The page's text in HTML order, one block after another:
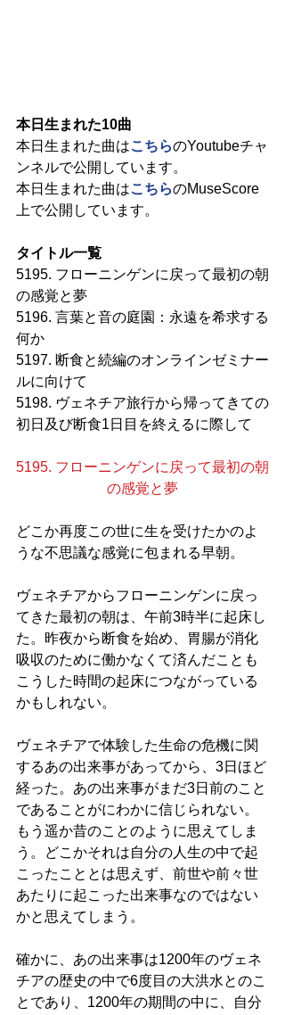
本日生まれた10曲
本日生まれた曲はこちらのYoutubeチャ
ンネルで公開しています。
本日生まれた曲はこちらのMuseScore
上で公開しています。
タイトル一覧
5195. フローニンゲンに戻って最初の朝
の感覚と夢
5196. 言葉と音の庭園：永遠を希求する
何か
5197. 断食と続編のオンラインゼミナー
ルに向けて
5198. ヴェネチア旅行から帰ってきての
初日及び断食1日目を終えるに際して
5195. フローニンゲンに戻って最初の朝
の感覚と夢
どこか再度この世に生を受けたかのよ
うな不思議な感覚に包まれる早朝。
ヴェネチアからフローニンゲンに戻っ
てきた最初の朝は、午前3時半に起床し
た。昨夜から断食を始め、胃腸が消化
吸収のために働かなくて済んだことも
こうした時間の起床につながっている
かもしれない。
ヴェネチアで体験した生命の危機に関
するあの出来事があってから、3日ほど
経った。あの出来事がまだ3日前のこと
であることがにわかに信じられない。
もう遥か昔のことのように思えてしま
う。どこかそれは自分の人生の中で起
こったこととは思えず、前世や前々世
あたりに起こった出来事なのではない
かと思えてしまう。
確かに、あの出来事は1200年のヴェネ
チアの歴史の中で6度目の大洪水とのこ
とであり、1200年の期間の中に、自分